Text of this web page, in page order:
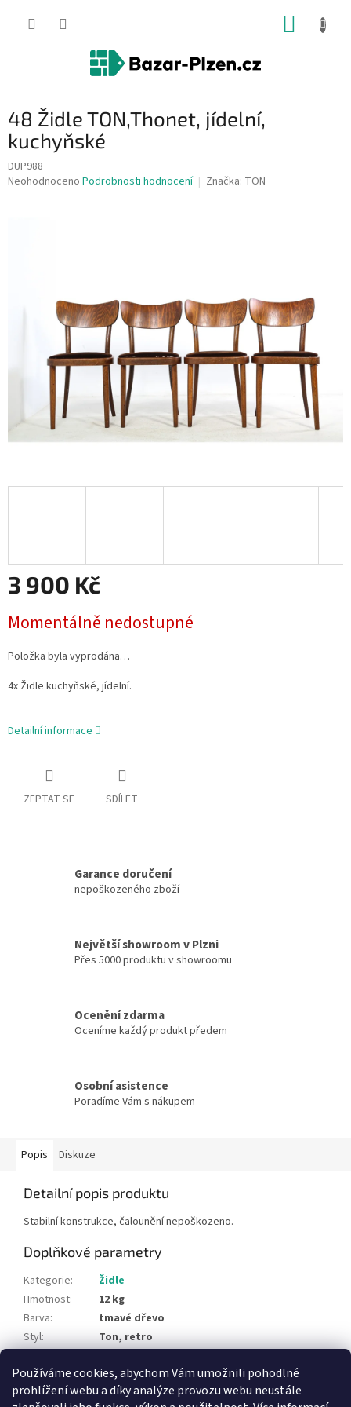
Používáme cookies, abychom Vám umožnili pohodlné
prohlížení webu a díky analýze provozu webu neustále
48 Židle TON,Thonet, jídelní,
kuchyňské
DUP988
Průměrné
Neohodnoceno Podrobnosti hodnocení Značka: TON
3 900 Kč
cena:
Momentálně nedostupné
Položka byla vyprodána…
4x Židle kuchyňské, jídelní.
Detailní informace
ZEPTAT SE SDÍLET
Garance doručení
nepoškozeného zboží
Největší showroom v Plzni
Přes 5000 produktu v showroomu
Ocenění zdarma
Oceníme každý produkt předem
Osobní asistence
Poradíme Vám s nákupem
Popis Diskuze
Detailní popis produktu
Stabilní konstrukce, čalounění nepoškozeno.
Doplňkové parametry
Kategorie:
Židle
Hmotnost:
12 kg
Barva:
tmavé dřevo
Styl:
Ton, retro
Položka byla vyprodána…